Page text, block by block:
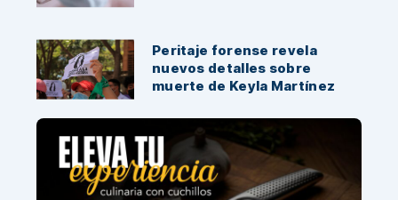
Peritaje forense revela
nuevos detalles sobre
muerte de Keyla Martínez